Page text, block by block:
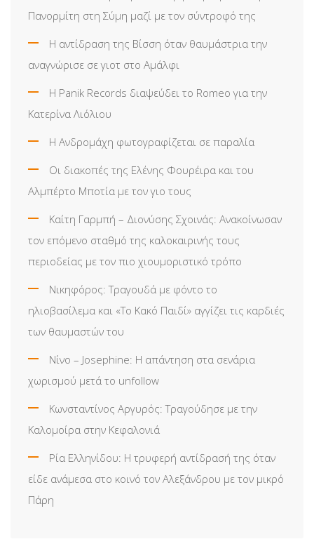
Πανορμίτη στη Σύμη μαζί με τον σύντροφό της
Η αντίδραση της Βίσση όταν θαυμάστρια την
αναγνώρισε σε γιοτ στο Αμάλφι
Η Panik Records διαψεύδει το Romeo για την
Κατερίνα Λιόλιου
Η Ανδρομάχη φωτογραφίζεται σε παραλία
Οι διακοπές της Ελένης Φουρέιρα και του
Αλμπέρτο Μποτία με τον γιο τους
Καίτη Γαρμπή – Διονύσης Σχοινάς: Ανακοίνωσαν
τον επόμενο σταθμό της καλοκαιρινής τους
περιοδείας με τον πιο χιουμοριστικό τρόπο
Νικηφόρος: Τραγουδά με φόντο το
ηλιοβασίλεμα και «Το Κακό Παιδί» αγγίζει τις καρδιές
των θαυμαστών του
Νίνο – Josephine: Η απάντηση στα σενάρια
χωρισμού μετά το unfollow
Κωνσταντίνος Αργυρός: Τραγούδησε με την
Καλομοίρα στην Κεφαλονιά
Ρία Ελληνίδου: H τρυφερή αντίδρασή της όταν
είδε ανάμεσα στο κοινό τον Αλεξάνδρου με τον μικρό
Πάρη